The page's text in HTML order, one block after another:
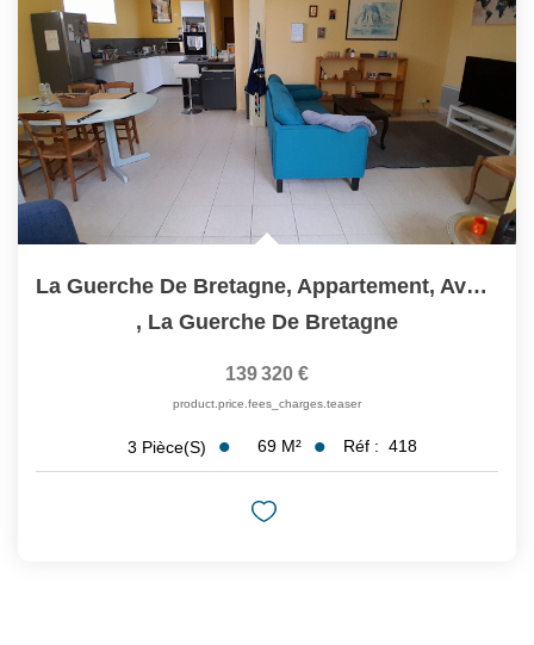
CONTACT
La Guerche De Bretagne, Appartement, Avec Jardinet, 3...
, La Guerche De Bretagne
139 320 €
product.price.fees_charges.teaser
3 Pièce(s) 69 M² Réf : 418